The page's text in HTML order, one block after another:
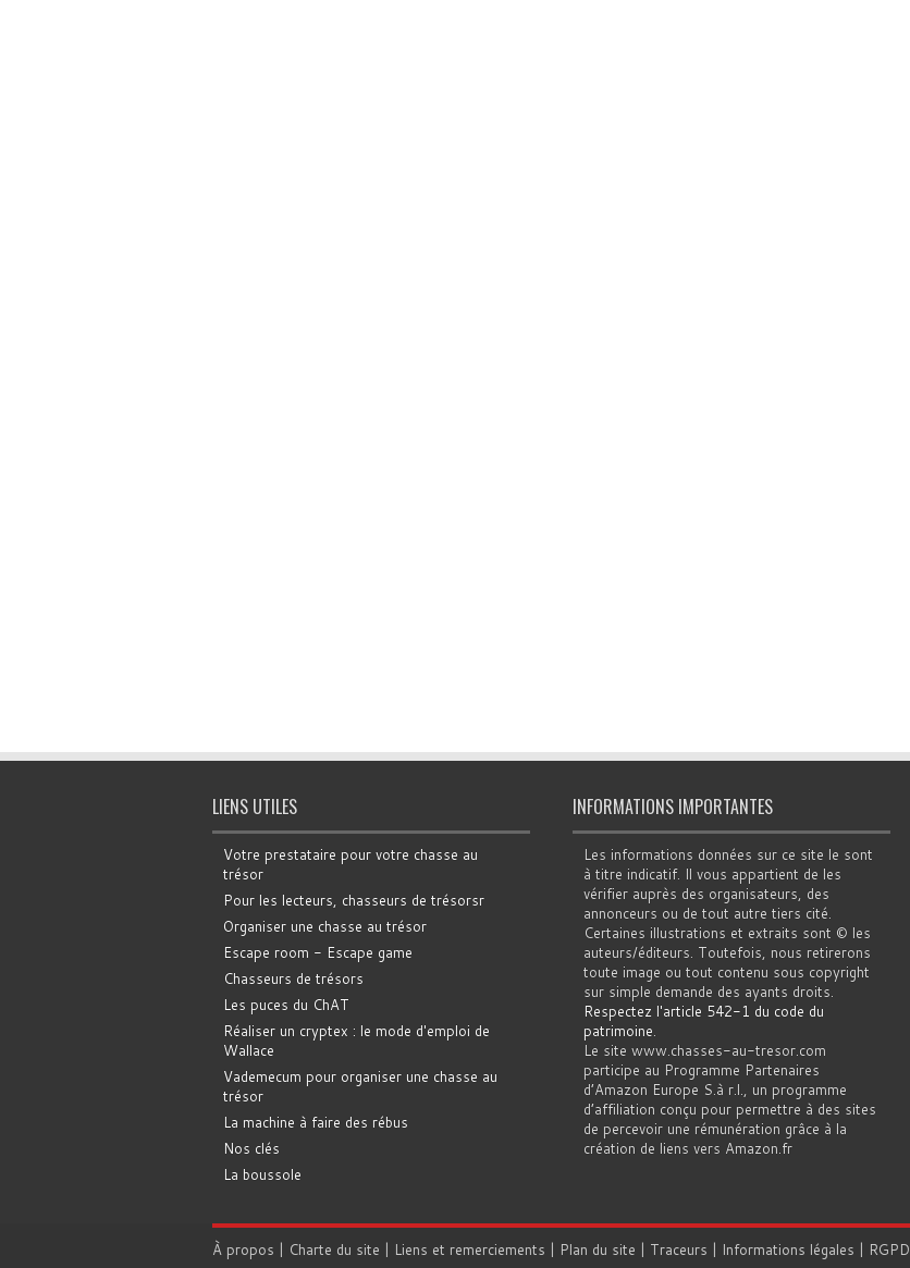
LIENS UTILES
Votre prestataire pour votre chasse au
trésor
Pour les lecteurs, chasseurs de trésorsr
Organiser une chasse au trésor
Escape room - Escape game
Chasseurs de trésors
Les puces du ChAT
Réaliser un cryptex : le mode d'emploi de
Wallace
Vademecum pour organiser une chasse au
trésor
La machine à faire des rébus
Nos clés
La boussole
INFORMATIONS IMPORTANTES
Les informations données sur ce site le sont
à titre indicatif. Il vous appartient de les
vérifier auprès des organisateurs, des
annonceurs ou de tout autre tiers cité.
Certaines illustrations et extraits sont © les
auteurs/éditeurs. Toutefois, nous retirerons
toute image ou tout contenu sous copyright
sur simple demande des ayants droits.
Respectez l'article 542-1 du code du
patrimoine.
Le site www.chasses-au-tresor.com
participe au Programme Partenaires
d’Amazon Europe S.à r.l., un programme
d’affiliation conçu pour permettre à des sites
de percevoir une rémunération grâce à la
création de liens vers Amazon.fr
À propos | Charte du site | Liens et remerciements | Plan du site | Traceurs | Informations légales | RGPD